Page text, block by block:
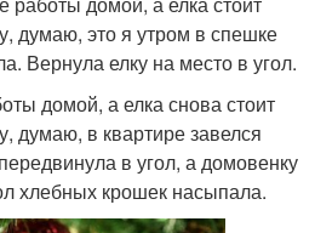
думаю, это я утром в спешке
Вернула елку на место в угол.
домой, а елка снова стоит
думаю, в квартире завелся
в угол, а домовенку
хлебных крошек насыпала.